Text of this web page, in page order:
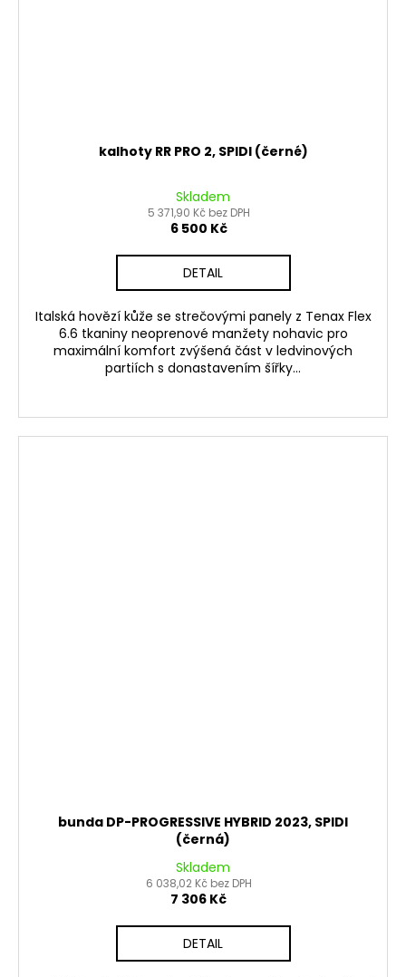
kalhoty RR PRO 2, SPIDI (černé)
Skladem
5 371,90 Kč bez DPH
6 500 Kč
DETAIL
Italská hovězí kůže se strečovými panely z Tenax Flex
6.6 tkaniny neoprenové manžety nohavic pro
maximální komfort zvýšená část v ledvinových
partiích s donastavením šířky...
bunda DP-PROGRESSIVE HYBRID 2023, SPIDI
(černá)
Skladem
6 038,02 Kč bez DPH
7 306 Kč
DETAIL